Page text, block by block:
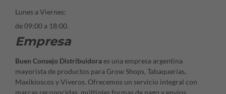
Lunes a Viernes:
de 09:00 a 18:00.
Empresa
Buen Consejo Distribuidoraes una empresa argentina
mayorista de productos para Grow Shops, Tabaquerías,
Maxikioscos y Viveros. Ofrecemos un servicio integral con